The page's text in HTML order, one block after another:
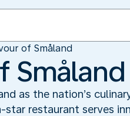
of Småland
Småland
as the nation’s
restaurant serves